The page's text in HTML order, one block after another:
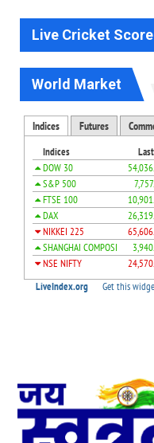
Live Cricket Score
World Market